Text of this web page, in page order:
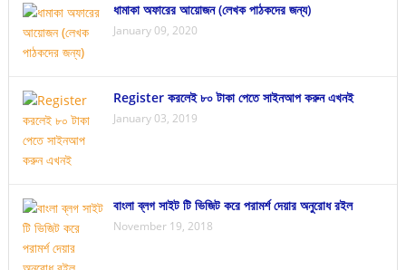
ধামাকা অফারের আয়োজন (লেখক পাঠকদের জন্য)
January 09, 2020
Register করলেই ৮০ টাকা পেতে সাইনআপ করুন এখনই
January 03, 2019
বাংলা ব্লগ সাইট টি ভিজিট করে পরামর্শ দেয়ার অনুরোধ রইল
November 19, 2018